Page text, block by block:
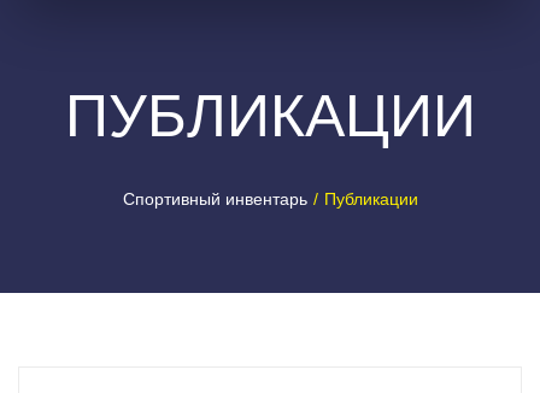
ПУБЛИКАЦИИ
Спортивный инвентарь Публикации